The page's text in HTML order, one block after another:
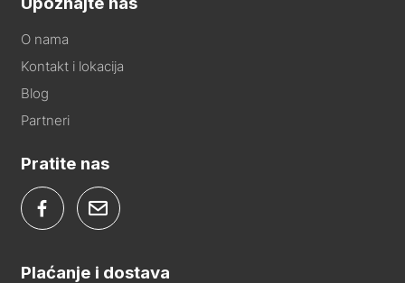
O nama
Kontakt i lokacija
Blog
Partneri
Pratite nas
Plaćanje i dostava